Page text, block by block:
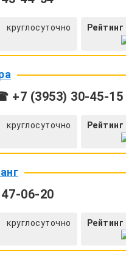
круглосуточно
+7 (3953) 30-45-15
круглосуточно
06-20
круглосуточно